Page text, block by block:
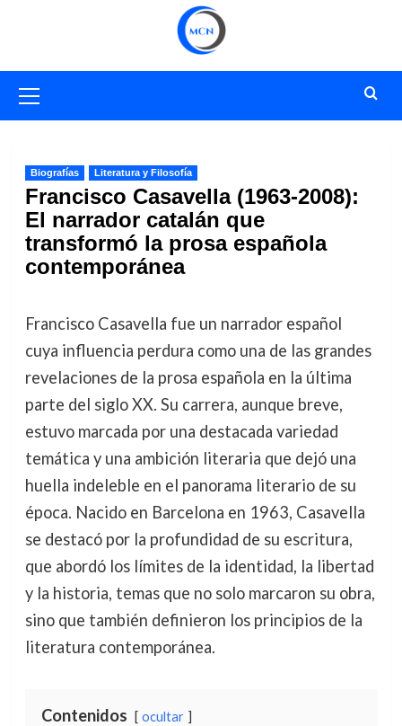
primario
Biografías Literatura y Filosofía
Francisco Casavella (1963-2008):
El narrador catalán que
transformó la prosa española
contemporánea
Francisco Casavella fue un narrador español
cuya influencia perdura como una de las grandes
revelaciones de la prosa española en la última
parte del siglo XX. Su carrera, aunque breve,
estuvo marcada por una destacada variedad
temática y una ambición literaria que dejó una
huella indeleble en el panorama literario de su
época. Nacido en Barcelona en 1963, Casavella
se destacó por la profundidad de su escritura,
que abordó los límites de la identidad, la libertad
y la historia, temas que no solo marcaron su obra,
sino que también definieron los principios de la
literatura contemporánea.
Contenidos ocultar